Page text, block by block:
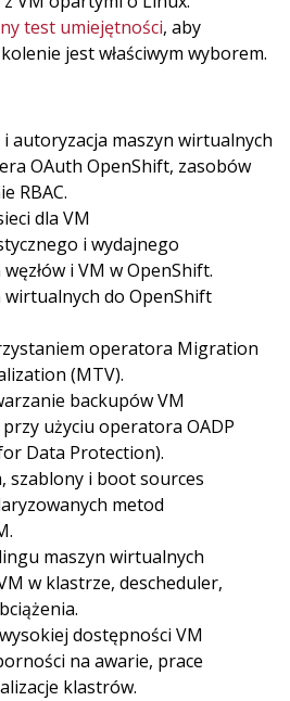
test umiejętności, aby
jest właściwym wyborem.
autoryzacja maszyn wirtualnych
OAuth OpenShift, zasobów
RBAC.
dla VM
i wydajnego
i VM w OpenShift.
wirtualnych do OpenShift
operatora Migration
(MTV).
backupów VM
użyciu operatora OADP
Data Protection).
szablony i boot sources
metod
maszyn wirtualnych
w klastrze, descheduler,
dostępności VM
na awarie, prace
klastrów.